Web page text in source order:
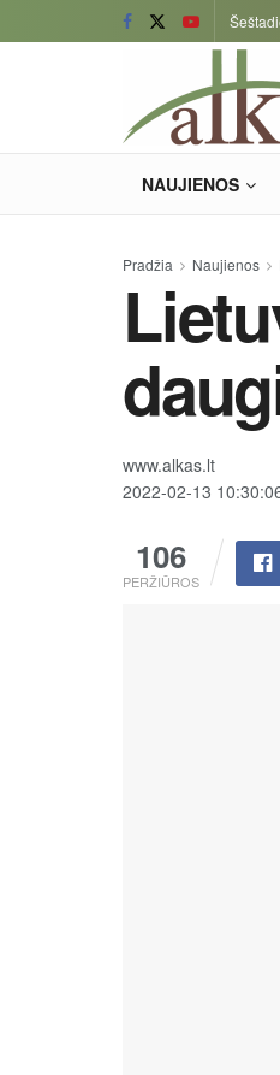
NAUJIENOS
Pradžia Naujienos
www.alkas.lt
2022-02-13
106
PERŽIŪROS